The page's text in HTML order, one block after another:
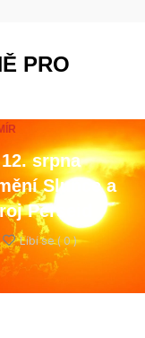
PRO
srpna
Slunce a
Perseid
Líbí se (0 )